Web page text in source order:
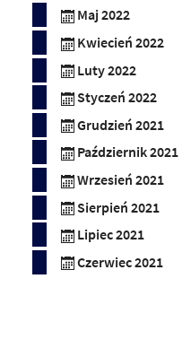
Maj 2022
Kwiecień 2022
Luty 2022
Styczeń 2022
Grudzień 2021
Październik 2021
Wrzesień 2021
Sierpień 2021
Lipiec 2021
Czerwiec 2021